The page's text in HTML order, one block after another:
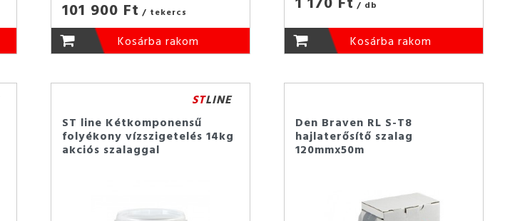
101 900 Ft / tekercs
Kosárba rakom
/ db
Kosárba rakom
STLINE
ST line Kétkomponensű
folyékony vízszigetelés 14kg
akciós szalaggal
Den Braven RL S-T8
hajlaterősítő szalag
120mmx50m